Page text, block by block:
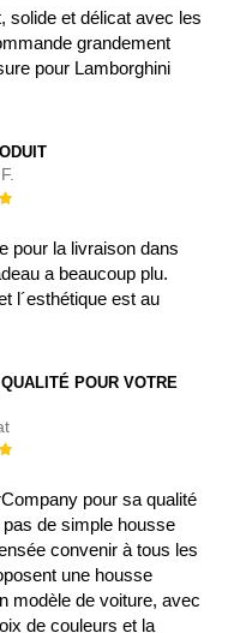
solide et délicat avec les
grandement
pour Lamborghini
:
pour la livraison dans
a beaucoup plu.
l´esthétique est au
POUR VOTRE
:
pour sa qualité
de simple housse
convenir à tous les
une housse
modèle de voiture, avec
de couleurs et la